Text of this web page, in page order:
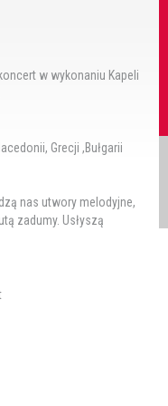
w wykonaniu Kapeli
Grecji ,Bułgarii
nas utwory melodyjne,
zadumy. Usłyszą
krańca naszego
wzbogaconą
i Tańca Ziemi